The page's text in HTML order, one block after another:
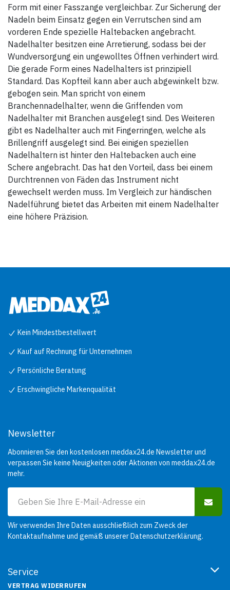
Form mit einer Fasszange vergleichbar. Zur Sicherung der
Nadeln beim Einsatz gegen ein Verrutschen sind am
vorderen Ende spezielle Haltebacken angebracht.
Nadelhalter besitzen eine Arretierung, sodass bei der
Wundversorgung ein ungewolltes Öffnen verhindert wird.
Die gerade Form eines Nadelhalters ist prinzipiell
Standard. Das Kopfteil kann aber auch abgewinkelt bzw.
gebogen sein. Man spricht von einem
Branchennadelhalter, wenn die Griffenden vom
Nadelhalter mit Branchen ausgelegt sind. Des Weiteren
gibt es Nadelhalter auch mit Fingerringen, welche als
Brillengriff ausgelegt sind. Bei einigen speziellen
Nadelhaltern ist hinter den Haltebacken auch eine
Schere angebracht. Das hat den Vorteil, dass bei einem
Durchtrennen von Fäden das Instrument nicht
gewechselt werden muss. Im Vergleich zur händischen
Nadelführung bietet das Arbeiten mit einem Nadelhalter
eine höhere Präzision.
Kein Mindestbestellwert
Kauf auf Rechnung für Unternehmen
Persönliche Beratung
Erschwingliche Markenqualität
Service
VERTRAG WIDERRUFEN
Newsletter
Abonnieren Sie den kostenlosen meddax24.de Newsletter und
verpassen Sie keine Neuigkeiten oder Aktionen von meddax24.de
mehr.
Wir verwenden Ihre Daten ausschließlich zum Zweck der
Kontaktaufnahme und gemäß unsererDatenschutzerklärung.